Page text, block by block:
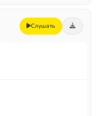
Слушать